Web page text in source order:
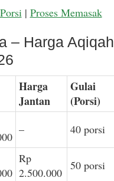
| Proses Memasak
– Harga Aqiqah
Harga
Jantan
Gulai
(Porsi)
– 40 porsi
Rp
2.500.000
50 porsi